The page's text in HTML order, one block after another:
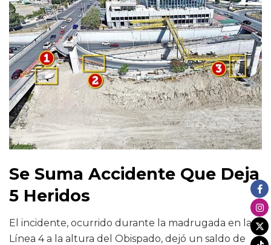
Se Suma Accidente Que Deja
5 Heridos
El incidente, ocurrido durante la madrugada en la
Línea 4 a la altura del Obispado, dejó un saldo de